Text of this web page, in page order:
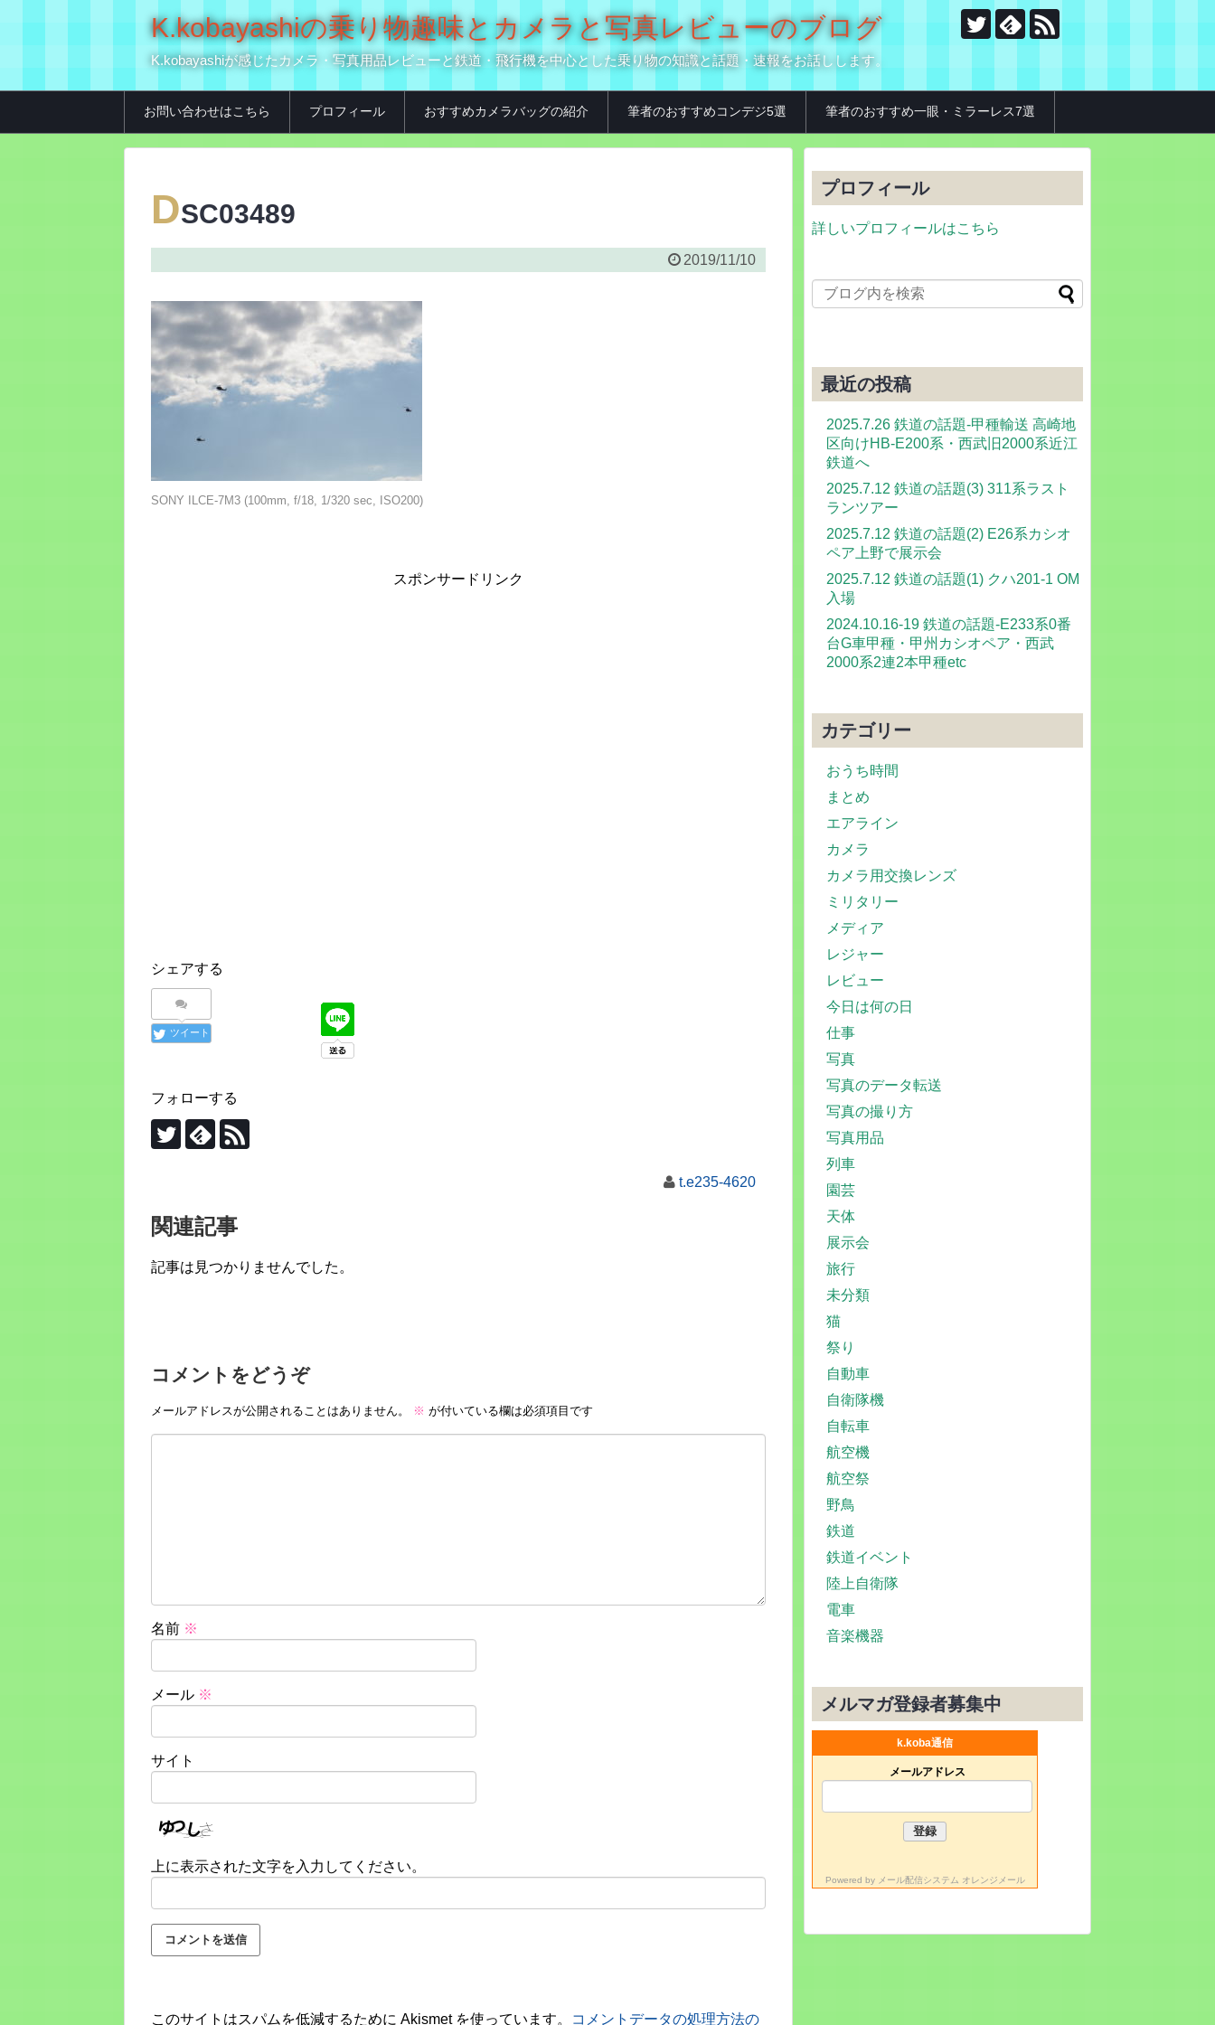
K.kobayashiの乗り物趣味とカメラと写真レビューのブログ
K.kobayashiが感じたカメラ・写真用品レビューと鉄道・飛行機を中心とした乗り物の知識と話題・速報をお話しします。
お問い合わせはこちら プロフィール おすすめカメラバッグの紹介 筆者のおすすめコンデジ5選 筆者のおすすめ一眼・ミラーレス7選
DSC03489
2019/11/10
SONY ILCE-7M3 (100mm, f/18, 1/320 sec, ISO200)
スポンサードリンク
シェアする
ツイート
フォローする
t.e235-4620
関連記事
記事は見つかりませんでした。
コメントをどうぞ
メールアドレスが公開されることはありません。 ※ が付いている欄は必須項目です
名前 ※
メール ※
サイト
上に表示された文字を入力してください。
このサイトはスパムを低減するために Akismet を使っています。 コメントデータの処理方法の
プロフィール
詳しいプロフィールはこちら
最近の投稿
2025.7.26 鉄道の話題-甲種輸送 高崎地
区向けHB-E200系・西武旧2000系近江
鉄道へ
2025.7.12 鉄道の話題(3) 311系ラスト
ランツアー
2025.7.12 鉄道の話題(2) E26系カシオ
ペア上野で展示会
2025.7.12 鉄道の話題(1) クハ201-1 OM
入場
2024.10.16-19 鉄道の話題-E233系0番
台G車甲種・甲州カシオペア・西武
2000系2連2本甲種etc
カテゴリー
おうち時間
まとめ
エアライン
カメラ
カメラ用交換レンズ
ミリタリー
メディア
レジャー
レビュー
今日は何の日
仕事
写真
写真のデータ転送
写真の撮り方
写真用品
列車
園芸
天体
展示会
旅行
未分類
猫
祭り
自動車
自衛隊機
自転車
航空機
航空祭
野鳥
鉄道
鉄道イベント
陸上自衛隊
電車
音楽機器
メルマガ登録者募集中
k.koba通信
メールアドレス
Powered by メール配信システム オレンジメール